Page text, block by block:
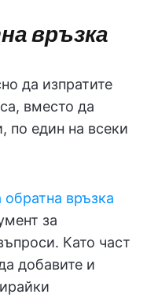
връзка
да изпратите
вместо да
по един на всеки
връзка
за
Като част
добавите и